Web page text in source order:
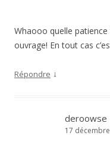
Whaooo quelle patience
ouvrage! En tout cas
Répondre ↓
deroowse
17